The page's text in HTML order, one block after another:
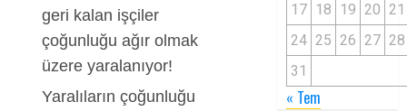
geri kalan işçiler
çoğunluğu ağır olmak
üzere yaralanıyor!
Yaralıların çoğunluğu
17 18 19 20 21
24 25 26 27 28
31
« Tem